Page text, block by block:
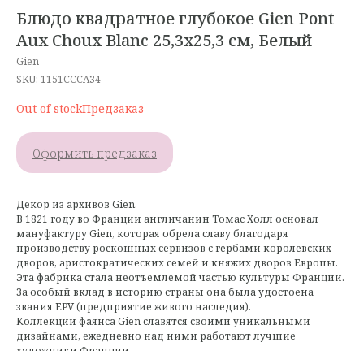
Блюдо квадратное глубокое Gien Pont
Aux Choux Blanc 25,3x25,3 см, Белый
Gien
SKU: 1151CCCA34
Out of stock
Оформить предзаказ
Декор из архивов Gien.
В 1821 году во Франции англичанин Томас Холл основал
мануфактуру Gien, которая обрела славу благодаря
производству роскошных сервизов с гербами королевских
дворов, аристократических семей и княжих дворов Европы.
Эта фабрика стала неотъемлемой частью культуры Франции.
За особый вклад в историю страны она была удостоена
звания EPV (предприятие живого наследия).
Коллекции фаянса Gien славятся своими уникальными
дизайнами, ежедневно над ними работают лучшие